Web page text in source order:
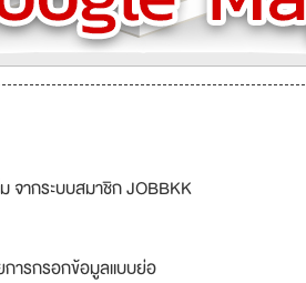
จากระบบสมาชิก JOBBKK
การกรอกข้อมูลแบบย่อ